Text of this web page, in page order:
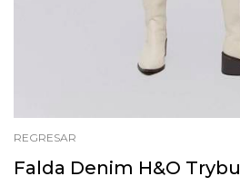
REGRESAR
Falda Denim H&O Trybu